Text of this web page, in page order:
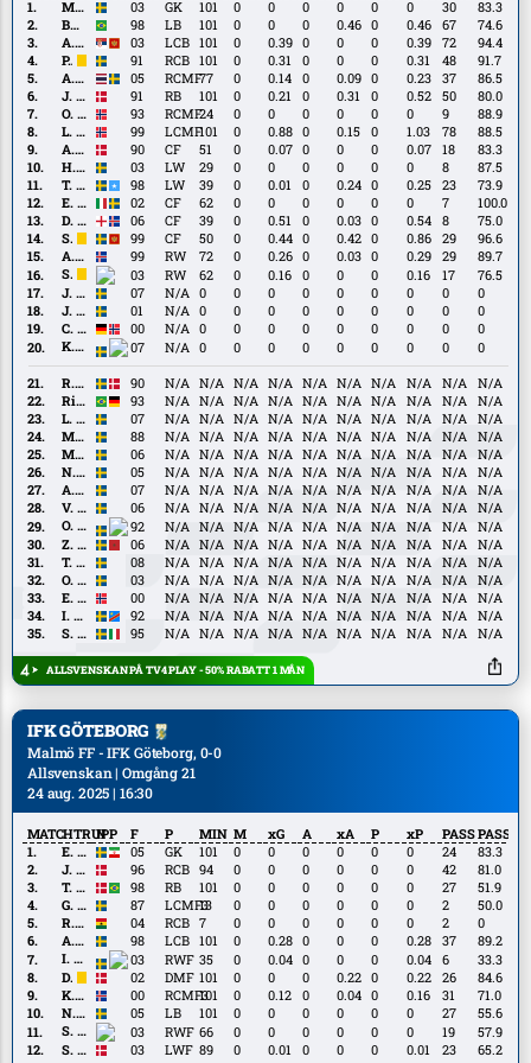
M.
Ellborg
M. Ellborg 03 GK 101 0 0 0 0 0 0 30
83.3
Busanello
Busanello 98 LB 101 0 0 0 0.46 0 0.46 67
74.6
A.
Djuric
A. Djuric 03 LCB 101 0 0.39 0 0 0 0.39 72
94.4
P.
Jansson
P. Jansson 91 RCB 101 0 0.31 0 0 0 0.31 48
91.7
A.
Skogmar
A. Skogmar 05 RCMF77 0 0.14 0 0.09 0 0.23 37
86.5
J.
Stryger
Larsen
J. Stryger Larsen 91 RB 101 0 0.21 0 0.31 0 0.52 50
80.0
O.
Berg
O. Berg 93 RCMF24 0 0 0 0 0 0 9
88.9
L.
Berg
Johnsen
L. Berg Johnsen 99 LCMF101 0 0.88 0 0.15 0 1.03 78
88.5
A.
Christiansen
A. Christiansen 90 CF 51 0 0.07 0 0 0 0.07 18
83.3
H.
Bolin
H. Bolin 03 LW 29 0 0 0 0 0 0 8
87.5
T.
Ali
T. Ali 98 LW 39 0 0.01 0 0.24 0 0.25 23
73.9
E.
Ekong
E. Ekong 02 CF 62 0 0 0 0 0 0 7
100.0
D.
Gudjohnsen
D. Gudjohnsen 06 CF 39 0 0.51 0 0.03 0 0.54 8
75.0
S.
Hakšabanović
S. Hakšabanović 99 CF 50 0 0.44 0 0.42 0 0.86 29
96.6
A.
Sigurdsson
A. Sigurdsson 99 RW 72 0 0.26 0 0.03 0 0.29 29
89.7
S.
Soumah
S. Soumah 03 RW 62 0 0.16 0 0 0 0.16 17
76.5
J.
Persson
J. Persson 07 N/A 0 0 0 0 0 0 0 0
0
J.
Karlsson
J. Karlsson 01 N/A 0 0 0 0 0 0 0 0
0
C.
Rösler
C. Rösler 00 N/A 0 0 0 0 0 0 0 0
0
K.
Busuladžić
K. Busuladžić 07 N/A 0 0 0 0 0 0 0 0
0
R.
Olsen
R. Olsen 90 N/A N/A N/A N/A N/A N/A N/A N/A N/A
N/A
Ricardo
Friedrich
Ricardo Friedrich 93 N/A N/A N/A N/A N/A N/A N/A N/A N/A
N/A
L.
Larsen
L. Larsen 07 N/A N/A N/A N/A N/A N/A N/A N/A N/A
N/A
M.
Olsson
M. Olsson 88 N/A N/A N/A N/A N/A N/A N/A N/A N/A
N/A
M.
Pålsson
M. Pålsson 06 N/A N/A N/A N/A N/A N/A N/A N/A N/A
N/A
N.
Zätterström
N. Zätterström 05 N/A N/A N/A N/A N/A N/A N/A N/A N/A
N/A
A.
Höög
A. Höög 07 N/A N/A N/A N/A N/A N/A N/A N/A N/A
N/A
V.
Jeppsson
V. Jeppsson 06 N/A N/A N/A N/A N/A N/A N/A N/A N/A
N/A
O.
Lewicki
O. Lewicki 92 N/A N/A N/A N/A N/A N/A N/A N/A N/A
N/A
Z.
Loukili
Z. Loukili 06 N/A N/A N/A N/A N/A N/A N/A N/A N/A
N/A
T.
Lundbergh
T. Lundbergh 08 N/A N/A N/A N/A N/A N/A N/A N/A N/A
N/A
O.
Rosengren
O. Rosengren 03 N/A N/A N/A N/A N/A N/A N/A N/A N/A
N/A
E.
Botheim
E. Botheim 00 N/A N/A N/A N/A N/A N/A N/A N/A N/A
N/A
I.
Kiese
I. Kiese Thelin 92 N/A N/A N/A N/A N/A N/A N/A N/A N/A
N/A
S. S. Vecchia 95 N/A N/A N/A N/A N/A N/A N/A N/A N/A N/A
ALLSVENSKAN PÅ TV4 PLAY - 50% RABATT 1 MÅN
IFK GÖTEBORG
Malmö FF - IFK Göteborg, 0-0
Allsvenskan | Omgång 21
24 aug. 2025 | 16:30
MATCHTRUPP
N F P MIN M xG A xA P xP PASSPASS%
E.
Bishesari
E. Bishesari 05 GK 101 0 0 0 0 0 0 24
83.3
J.
Bager
J. Bager 96 RCB 94 0 0 0 0 0 0 42
81.0
T.
Santos
T. Santos 98 RB 101 0 0 0 0 0 0 27
51.9
G.
Svensson
G. Svensson 87 LCMF3
13 0 0 0 0 0 0 2
50.0
R.
Yeboah
R. Yeboah 04 RCB 7 0 0 0 0 0 0 2
0
A.
Erlingmark
A. Erlingmark 98 LCB 101 0 0.28 0 0 0 0.28 37
89.2
I.
Jagne
I. Jagne 03 RWF 35 0 0.04 0 0 0 0.04 6
33.3
D.
Kruse
D. Kruse 02 DMF 101 0 0 0 0.22 0 0.22 26
84.6
K.
Thórdarson
K. Thórdarson 00 RCMF3101 0 0.12 0 0.04 0 0.16 31
71.0
N.
Tolf
N. Tolf 05 LB 101 0 0 0 0 0 0 27
55.6
S.
Alioum
S. Alioum 03 RWF 66 0 0 0 0 0 0 19
57.9
S. S. Clemmensen 03 LWF 89 0 0.01 0 0 0 0.01 23
65.2